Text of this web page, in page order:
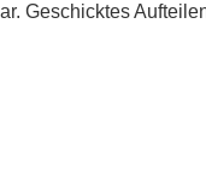
Geschicktes